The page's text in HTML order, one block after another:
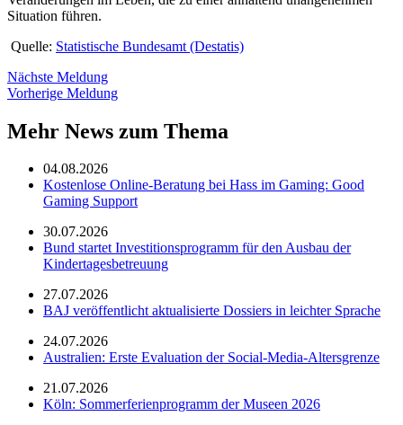
Situation führen.
Quelle: Statistische Bundesamt (Destatis)
Nächste Meldung
Vorherige Meldung
Mehr News zum Thema
04.08.2026
Kostenlose Online-Beratung bei Hass im Gaming: Good
Gaming Support
30.07.2026
Bund startet Investitionsprogramm für den Ausbau der
Kindertagesbetreuung
27.07.2026
BAJ veröffentlicht aktualisierte Dossiers in leichter Sprache
24.07.2026
Australien: Erste Evaluation der Social-Media-Altersgrenze
21.07.2026
Köln: Sommerferienprogramm der Museen 2026